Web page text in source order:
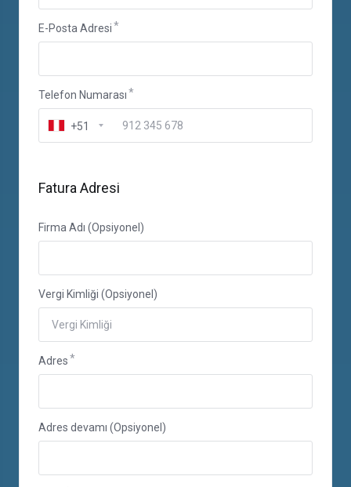
E-Posta Adresi
Telefon Numarası
+51
Fatura Adresi
Firma Adı (Opsiyonel)
Vergi Kimliği (Opsiyonel)
Adres
Adres devamı (Opsiyonel)